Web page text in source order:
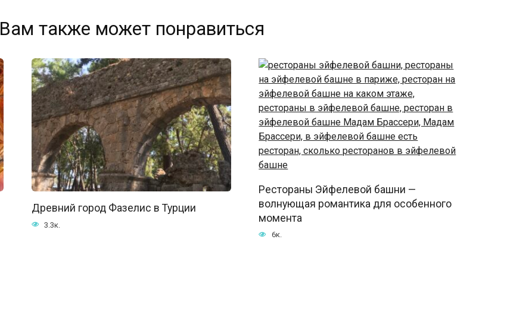
Вам также может понравиться
Древний город Фазелис в Турции
3.3к.
Рестораны Эйфелевой башни —
волнующая романтика для особенного
момента
6к.